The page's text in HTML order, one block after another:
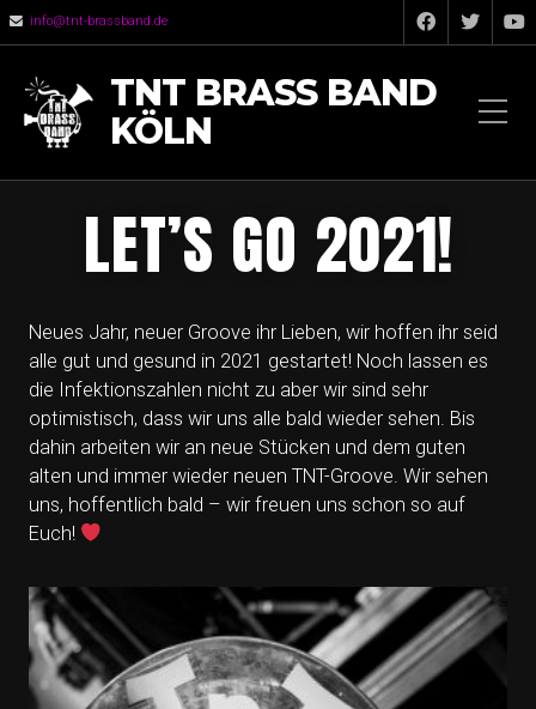
info@tnt-brassband.de
TNT BRASS BAND
KÖLN
LET’S GO 2021!
Neues Jahr, neuer Groove ihr Lieben, wir hoffen ihr seid
alle gut und gesund in 2021 gestartet! Noch lassen es
die Infektionszahlen nicht zu aber wir sind sehr
optimistisch, dass wir uns alle bald wieder sehen. Bis
dahin arbeiten wir an neue Stücken und dem guten
alten und immer wieder neuen TNT-Groove. Wir sehen
uns, hoffentlich bald – wir freuen uns schon so auf
Euch!